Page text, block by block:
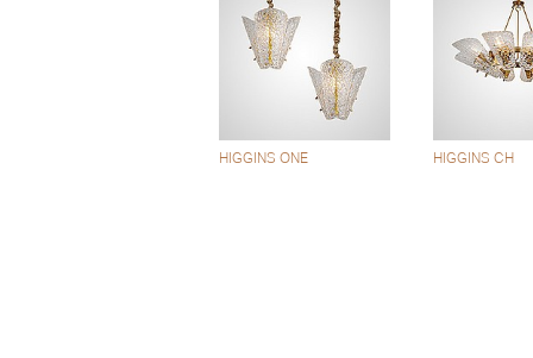
HIGGINS ONE HIGGINS CH